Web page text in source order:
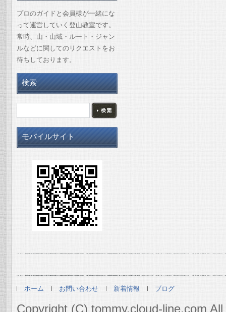
プロのガイドと会員様が一緒にな
って運営していく登山教室です。
常時、山・山域・ルート・ジャン
ルなどに関してのリクエストをお
待ちしております。
検索
モバイルサイト
ホーム お問い合わせ 新着情報 ブログ
Copyright (C) tommy.cloud-line.com